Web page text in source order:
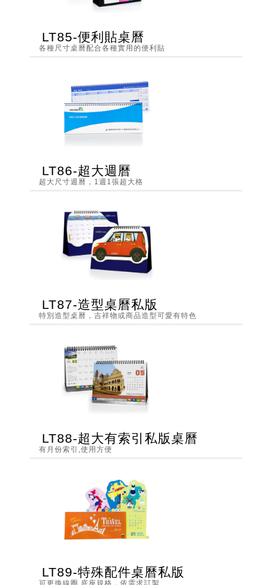
LT85-便利貼桌曆
各種尺寸桌曆配合各種實用的便利貼
LT86-超大週曆
超大尺寸週曆，1週1張超大格
LT87-造型桌曆私版
特別造型桌曆，吉祥物或商品造型可愛有特色
LT88-超大有索引私版桌曆
有月份索引,使用方便
LT89-特殊配件桌曆私版